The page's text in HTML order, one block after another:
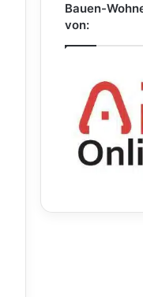
Bauen-
von: